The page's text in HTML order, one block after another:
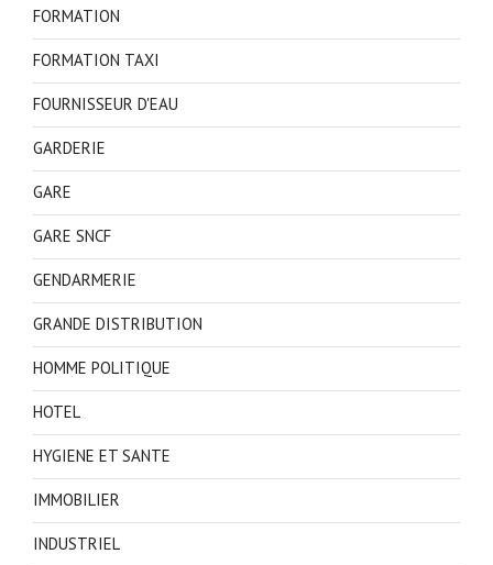
FORMATION
FORMATION TAXI
FOURNISSEUR D'EAU
GARDERIE
GARE
GARE SNCF
GENDARMERIE
GRANDE DISTRIBUTION
HOMME POLITIQUE
HOTEL
HYGIENE ET SANTE
IMMOBILIER
INDUSTRIEL